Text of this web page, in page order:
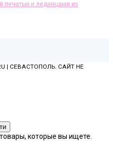
печатью и леденцами из
| СЕВАСТОПОЛЬ. САЙТ НЕ
которые вы ищете.